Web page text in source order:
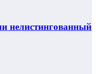
нелистингованный